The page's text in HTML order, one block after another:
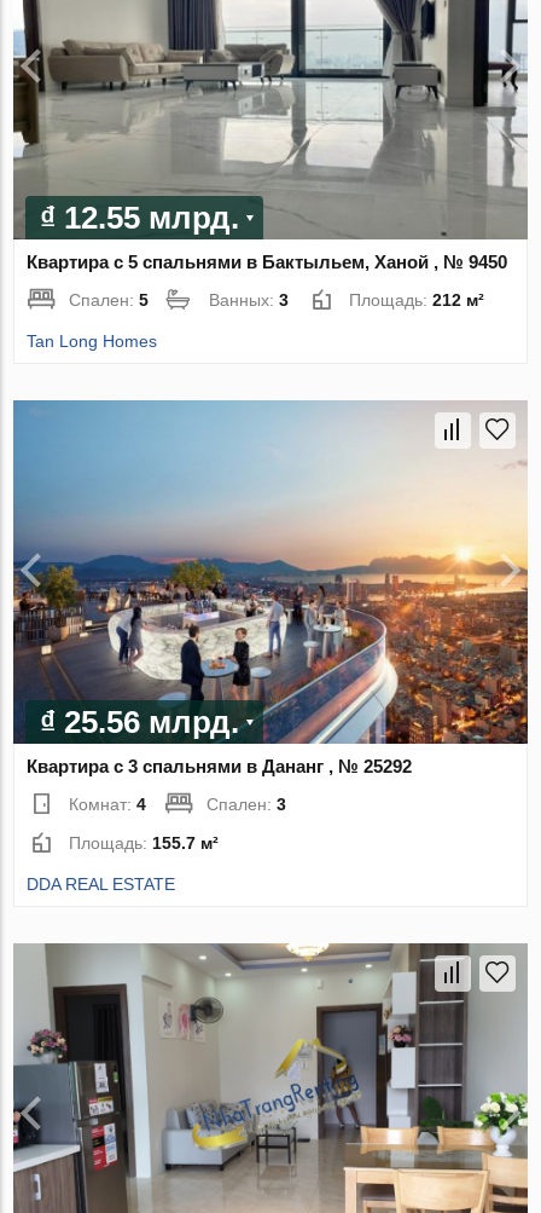
₫ 12.55 млрд.
Квартира с 5 спальнями в Бактыльем, Ханой , № 9450
Спален:5 Ванных:3 Площадь:212 м²
Tan Long Homes
₫ 25.56 млрд.
Квартира с 3 спальнями в Дананг , № 25292
Комнат:4 Спален:3
Площадь: 155.7 м²
DDA REAL ESTATE